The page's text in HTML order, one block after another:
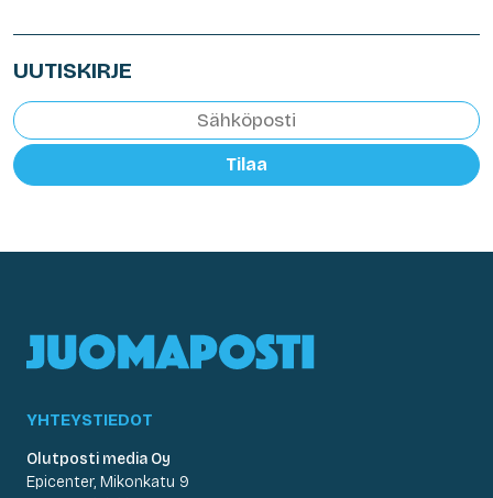
UUTISKIRJE
Tilaa
YHTEYSTIEDOT
Olutposti media Oy
Epicenter, Mikonkatu 9